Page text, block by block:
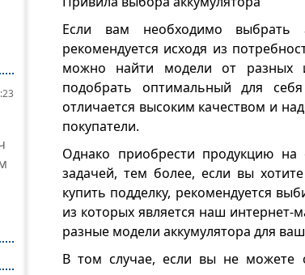
Если вам необходимо выбрать
рекомендуется исходя из
можно найти модели от разных
подобрать оптимальный для
отличается высоким качеством и
покупатели.
Однако приобрести продукцию на
задачей, тем более, если вы
купить подделку, рекомендуется
из которых является наш
разные модели аккумулятора для
В том случае, если вы не можете